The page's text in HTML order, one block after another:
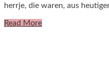
herrje, die waren, aus
Read More